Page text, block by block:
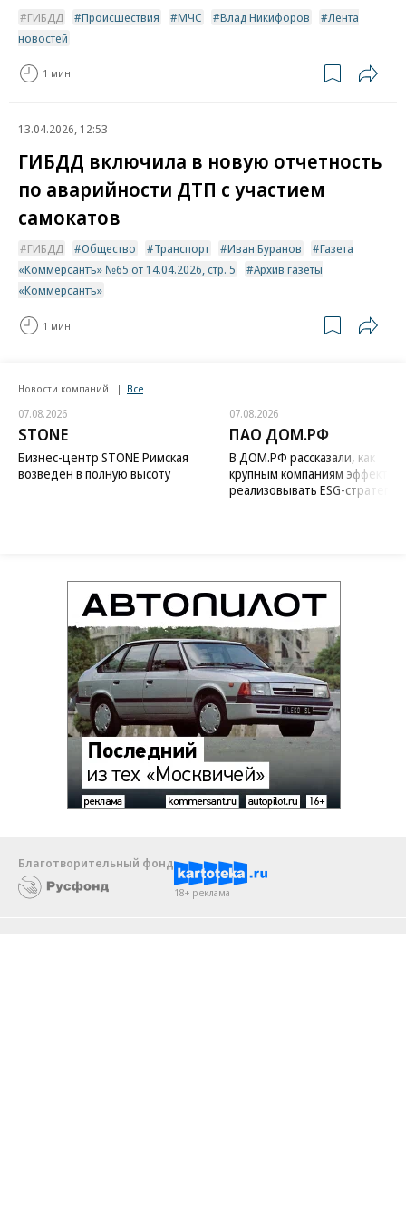
ГИБДД Происшествия МЧС Влад Никифоров
Лента
новостей
1 мин.
13.04.2026, 12:53
ГИБДД включила в новую отчетность
по аварийности ДТП с участием
самокатов
ГИБДД Общество Транспорт Иван Буранов
Газета
«Коммерсантъ» №65 от 14.04.2026, стр. 5
Архив газеты
«Коммерсантъ»
1 мин.
Новости компаний Все
07.08.2026
STONE
Бизнес-центр STONE Римская
возведен в полную высоту
07.08.2026
ПАО ДОМ.РФ
В ДОМ.РФ рассказали, как
крупным компаниям
реализовывать ESG-стратегию
Благотворительный фонд
18+ реклама